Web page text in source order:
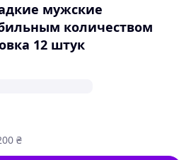
мужские
количеством
12 штук
₴